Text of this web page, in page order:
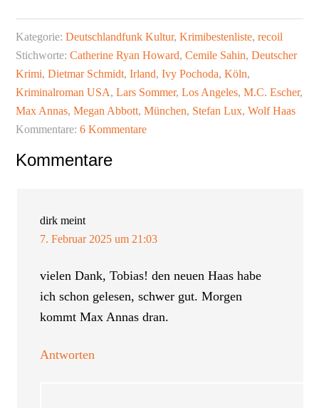
Kategorie:Deutschlandfunk Kultur,Krimibestenliste,recoil
Stichworte:Catherine Ryan Howard,Cemile Sahin,Deutscher
Krimi,Dietmar Schmidt,Irland,Ivy Pochoda,Köln,
Kriminalroman USA,Lars Sommer,Los Angeles,M.C. Escher,
Max Annas,Megan Abbott,München, Stefan Lux,Wolf Haas
Kommentare:6 Kommentare
Leser-
Kommentare
dirk meint
7. Februar 2025 um 21:03
vielen Dank, Tobias! den neuen Haas habe
ich schon gelesen, schwer gut. Morgen
kommt Max Annas dran.
Antworten